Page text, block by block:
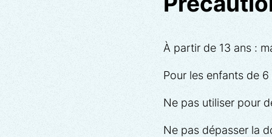
permet une
LaBoswellia
inflammatoire en
l’apparition des
À partir de 13 ans :
Pour les enfants de
Ne pas utiliser pour
Ne pas dépasser la